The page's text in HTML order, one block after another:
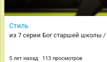
Стиль
из 7 серии Бог старшей школы /
5 лет назад 113 просмотров